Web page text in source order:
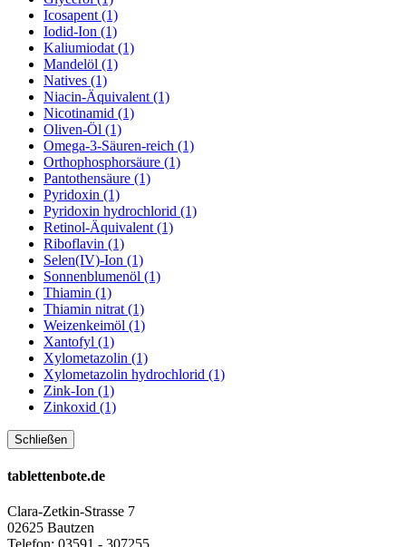
Icosapent (1)
Iodid-Ion (1)
Kaliumiodat (1)
Mandelöl (1)
Natives (1)
Niacin-Äquivalent (1)
Nicotinamid (1)
Oliven-Öl (1)
Omega-3-Säuren-reich (1)
Orthophosphorsäure (1)
Pantothensäure (1)
Pyridoxin (1)
Pyridoxin hydrochlorid (1)
Retinol-Äquivalent (1)
Riboflavin (1)
Selen(IV)-Ion (1)
Sonnenblumenöl (1)
Thiamin (1)
Thiamin nitrat (1)
Weizenkeimöl (1)
Xantofyl (1)
Xylometazolin (1)
Xylometazolin hydrochlorid (1)
Zink-Ion (1)
Zinkoxid (1)
Schließen
tablettenbote.de
Clara-Zetkin-Strasse 7
02625 Bautzen
Telefon: 03591 - 307255